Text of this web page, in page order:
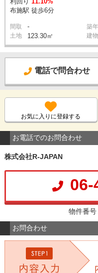
布施駅 徒歩6分
間取 - 築年
土地 123.30㎡ 建物
電話で問合わせ
お気に入りに登録する
お電話でのお問合わせ
株式会社R-JAPAN
06-
物件番
お問合わせ